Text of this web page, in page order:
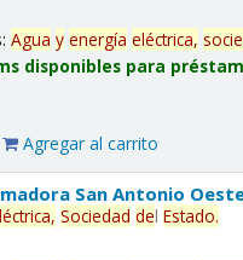
Agua y energía eléctrica,
disponibles para
Agregar al carrito
San Antonio
Sociedad delEstado.